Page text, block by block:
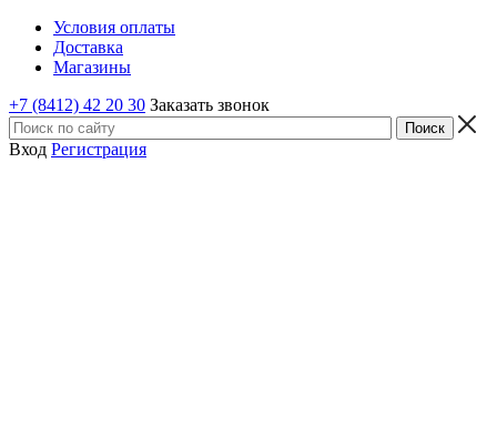
Условия оплаты
Доставка
Магазины
+7 (8412) 42 20 30 Заказать звонок
Вход Регистрация